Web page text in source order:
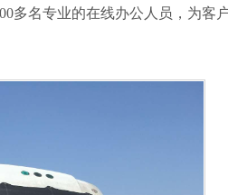
多名专业的在线办公人员，为客